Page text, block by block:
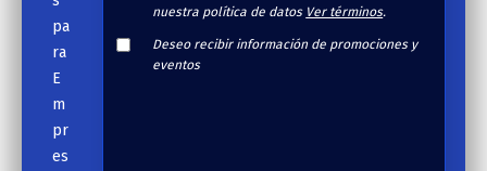
pa
ra
E
m
pr
es
nuestra política de datos Ver términos.
Deseo recibir información de promociones y
eventos